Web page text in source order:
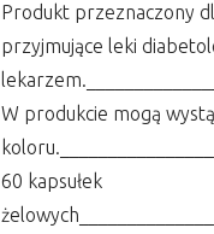
Produkt przeznaczony
przyjmujące leki
W produkcie mogą
60 kapsułek